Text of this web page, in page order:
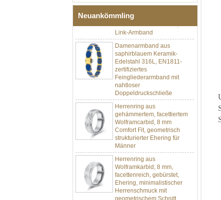
NeuankömmlingGermaniumstein-Therapie-
Link-Armband
Damenarmband aus
saphirblauem Keramik-
Edelstahl 316L, EN1811-
zertifiziertes
Feingliederarmband mit
nahtloser
Doppeldruckschließe
Herrenring aus
gehämmertem, facettiertem
Wolframcarbid, 8 mm
Comfort Fit, geometrisch
strukturierter Ehering für
Männer
Herrenring aus
Wolframkarbid, 8 mm,
facettenreich, gebürstet,
Ehering, minimalistischer
Herrenschmuck mit
geometrischem Schnitt